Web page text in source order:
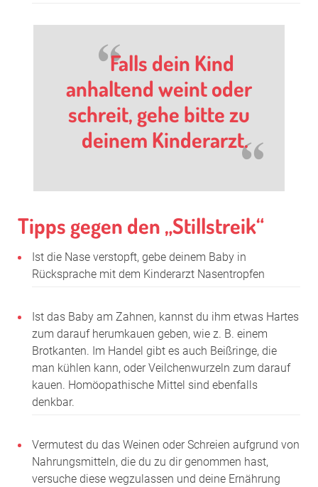
Falls dein Kind
anhaltend weint oder
schreit, gehe bitte zu
deinem Kinderarzt.
Tipps gegen den „Stillstreik“
Ist die Nase verstopft, gebe deinem Baby in
Rücksprache mit dem Kinderarzt Nasentropfen
Ist das Baby am Zahnen, kannst du ihm etwas Hartes
zum darauf herumkauen geben, wie z. B. einem
Brotkanten. Im Handel gibt es auch Beißringe, die
man kühlen kann, oder Veilchenwurzeln zum darauf
kauen. Homöopathische Mittel sind ebenfalls
denkbar.
Vermutest du das Weinen oder Schreien aufgrund von
Nahrungsmitteln, die du zu dir genommen hast,
versuche diese wegzulassen und deine Ernährung